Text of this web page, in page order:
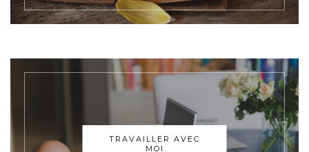
TRAVAILLER AVEC
MOI